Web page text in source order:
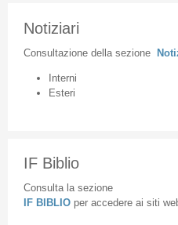
Notiziari
Consultazione della sezione
Interni
Esteri
IF Biblio
Consulta la sezione
IF BIBLIO per accedere ai siti